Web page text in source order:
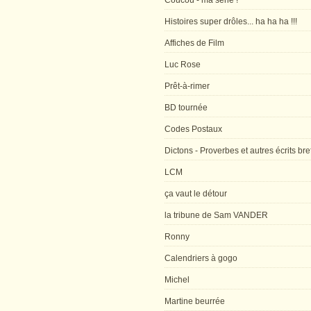
Histoires super drôles... ha ha ha !!!
Affiches de Film
Luc Rose
Prêt-à-rimer
BD tournée
Codes Postaux
Dictons - Proverbes et autres écrits
LCM
ça vaut le détour
la tribune de Sam VANDER
Ronny
Calendriers à gogo
Michel
Martine beurrée